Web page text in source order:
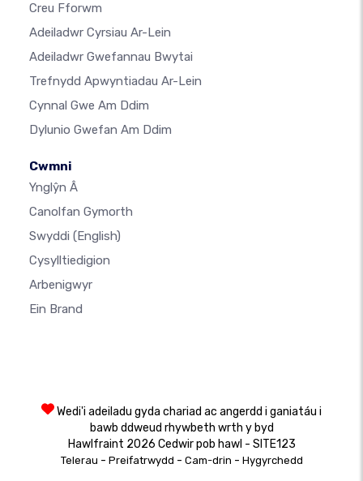
Creu Fforwm
Adeiladwr Cyrsiau Ar-Lein
Adeiladwr Gwefannau Bwytai
Trefnydd Apwyntiadau Ar-Lein
Cynnal Gwe Am Ddim
Dylunio Gwefan Am Ddim
Cwmni
Ynglŷn Â
Canolfan Gymorth
Swyddi (English)
Cysylltiedigion
Arbenigwyr
Ein Brand
Wedi'i adeiladu gyda chariad ac angerdd i ganiatáu i
bawb ddweud rhywbeth wrth y byd
Hawlfraint 2026 Cedwir pob hawl - SITE123
Telerau - Preifatrwydd - Cam-drin - Hygyrchedd